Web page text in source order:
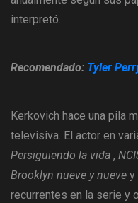
interpretó.
Recomendado: Tyler
Kerkovich hace una pila
televisiva. El actor en
Persiguiendo la vida ,
Brooklyn nueve y nueve y
recurrentes en la serie y